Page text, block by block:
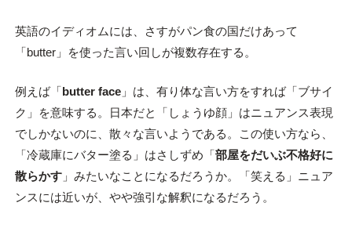
英語のイディオムには、さすがパン食の国だけあって
「butter」を使った言い回しが複数存在する。
例えば「butter face」は、有り体な言い方をすれば「ブサイ
ク」を意味する。日本だと「しょうゆ顔」はニュアンス表現
でしかないのに、散々な言いようである。この使い方なら、
「冷蔵庫にバター塗る」はさしずめ「部屋をだいぶ不格好に
散らかす」みたいなことになるだろうか。「笑える」ニュア
ンスには近いが、やや強引な解釈になるだろう。